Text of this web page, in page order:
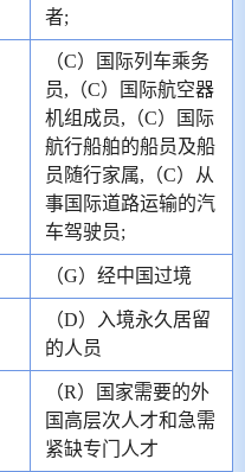
者;
（C）国际列车乘务
员,（C）国际航空器
机组成员,（C）国际
航行船舶的船员及船
员随行家属,（C）从
事国际道路运输的汽
车驾驶员;
（G）经中国过境
（D）入境永久居留
的人员
（R）国家需要的外
国高层次人才和急需
紧缺专门人才